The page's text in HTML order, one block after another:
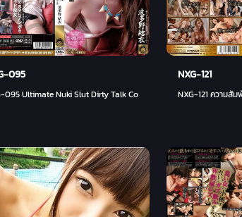
ล่น
095
095 Ultimate Nuki Slut Dirty Talk Covered การล่าสัตว์อวัยวะเพศชา
NXG-121
NXG-121 ความสั